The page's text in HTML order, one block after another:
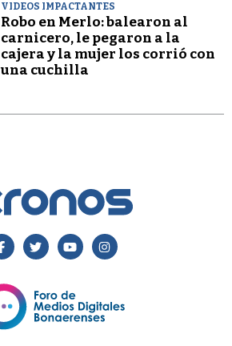
VIDEOS IMPACTANTES
Robo en Merlo: balearon al
carnicero, le pegaron a la
cajera y la mujer los corrió con
una cuchilla